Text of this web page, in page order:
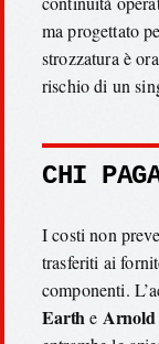
ma progettato
strozzatura è
rischio di un
CHI
I costi non
trasferiti ai
componenti.
Earthe Arnold